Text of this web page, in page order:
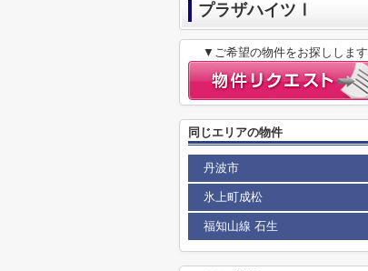
プラザハイツⅠ
▼ご希望の物件をお探しします
同じエリアの物件
丹波市
氷上町成松
福知山線 石生